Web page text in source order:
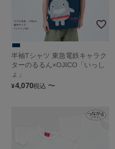
半袖Tシャツ 東急電鉄キャラク
ターのるるん×OJICO「いっし
ょ」
¥4,070税込 〜